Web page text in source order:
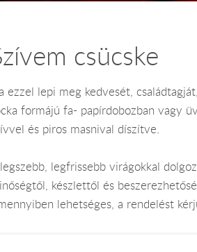
csücske
ezzel lepi meg kedvesét,
formájú fa- papírdobozban vagy
és piros masnival díszítve.
legfrissebb virágokkal
készlettől és
lehetséges, a rendelést